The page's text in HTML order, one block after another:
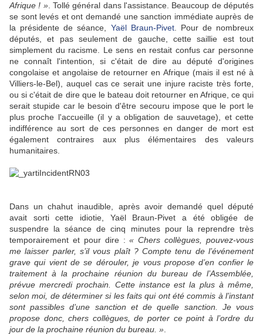
Afrique ! ». Tollé général dans l'assistance. Beaucoup de députés
se sont levés et ont demandé une sanction immédiate auprès de
la présidente de séance, Yaël Braun-Pivet. Pour de nombreux
députés, et pas seulement de gauche, cette saillie est tout
simplement du racisme. Le sens en restait confus car personne
ne connaît l'intention, si c'était de dire au député d'origines
congolaise et angolaise de retourner en Afrique (mais il est né à
Villiers-le-Bel), auquel cas ce serait une injure raciste très forte,
ou si c'était de dire que le bateau doit retourner en Afrique, ce qui
serait stupide car le besoin d'être secouru impose que le port le
plus proche l'accueille (il y a obligation de sauvetage), et cette
indifférence au sort de ces personnes en danger de mort est
également contraires aux plus élémentaires des valeurs
humanitaires.
Dans un chahut inaudible, après avoir demandé quel député
avait sorti cette idiotie, Yaël Braun-Pivet a été obligée de
suspendre la séance de cinq minutes pour la reprendre très
temporairement et pour dire :« Chers collègues, pouvez-vous
me laisser parler, s’il vous plaît ? Compte tenu de l’événement
grave qui vient de se dérouler, je vous propose d’en confier le
traitement à la prochaine réunion du bureau de l’Assemblée,
prévue mercredi prochain. Cette instance est la plus à même,
selon moi, de déterminer si les faits qui ont été commis à l’instant
sont passibles d’une sanction et de quelle sanction. Je vous
propose donc, chers collègues, de porter ce point à l’ordre du
jour de la prochaine réunion du bureau. »